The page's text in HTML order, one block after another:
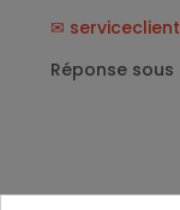
✉
Réponse sous